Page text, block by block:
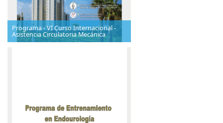
Programa - VI Curso Internacional -
Asistencia Circulatoria Mecánica